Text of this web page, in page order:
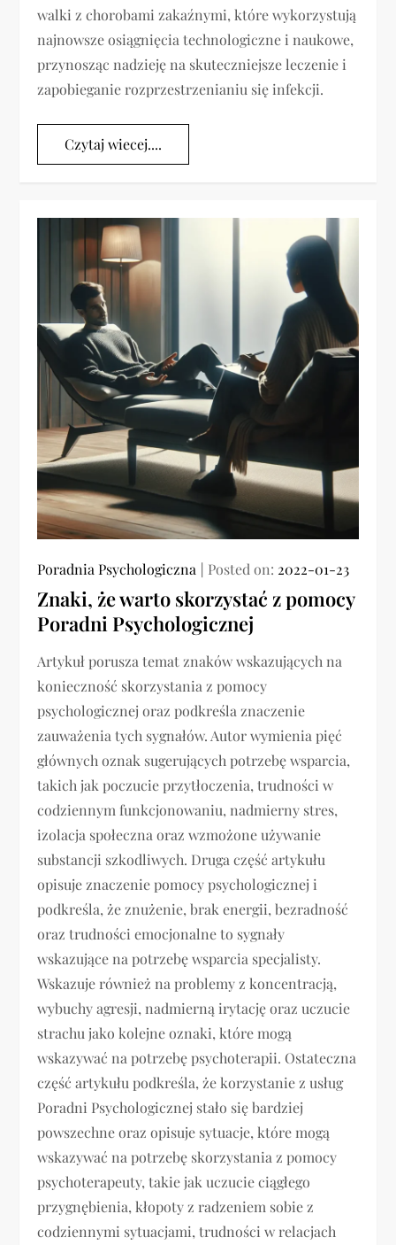
walki z chorobami zakaźnymi, które wykorzystują
najnowsze osiągnięcia technologiczne i naukowe,
przynosząc nadzieję na skuteczniejsze leczenie i
zapobieganie rozprzestrzenianiu się infekcji.
Czytaj wiecej....
Poradnia Psychologiczna Posted on: 2022-01-23
Znaki, że warto skorzystać z pomocy
Poradni Psychologicznej
Artykuł porusza temat znaków wskazujących na
konieczność skorzystania z pomocy
psychologicznej oraz podkreśla znaczenie
zauważenia tych sygnałów. Autor wymienia pięć
głównych oznak sugerujących potrzebę wsparcia,
takich jak poczucie przytłoczenia, trudności w
codziennym funkcjonowaniu, nadmierny stres,
izolacja społeczna oraz wzmożone używanie
substancji szkodliwych. Druga część artykułu
opisuje znaczenie pomocy psychologicznej i
podkreśla, że znużenie, brak energii, bezradność
oraz trudności emocjonalne to sygnały
wskazujące na potrzebę wsparcia specjalisty.
Wskazuje również na problemy z koncentracją,
wybuchy agresji, nadmierną irytację oraz uczucie
strachu jako kolejne oznaki, które mogą
wskazywać na potrzebę psychoterapii. Ostateczna
część artykułu podkreśla, że korzystanie z usług
Poradni Psychologicznej stało się bardziej
powszechne oraz opisuje sytuacje, które mogą
wskazywać na potrzebę skorzystania z pomocy
psychoterapeuty, takie jak uczucie ciągłego
przygnębienia, kłopoty z radzeniem sobie z
codziennymi sytuacjami, trudności w relacjach